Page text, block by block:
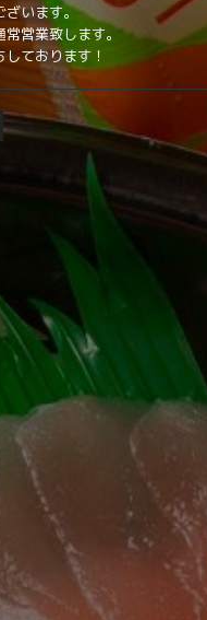
ざいます。
常営業致します。
ております！